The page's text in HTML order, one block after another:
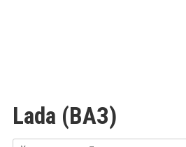
Lada (ВАЗ)